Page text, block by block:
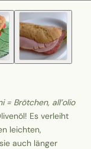
= Brötchen, all’olio
Es verleiht
leichten,
auch länger